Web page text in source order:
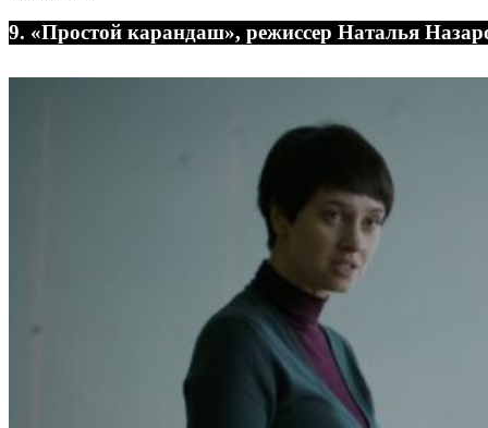
9. «Простой карандаш», режиссер Наталья